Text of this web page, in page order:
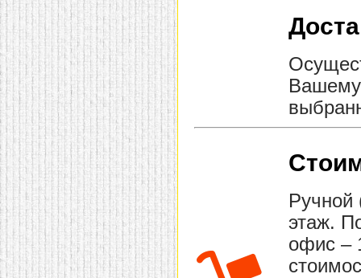
Вашему
Ручной
этаж.
офис –